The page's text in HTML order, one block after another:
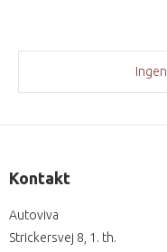
Kontakt
Autoviva
Strickersvej 8, 1. th.